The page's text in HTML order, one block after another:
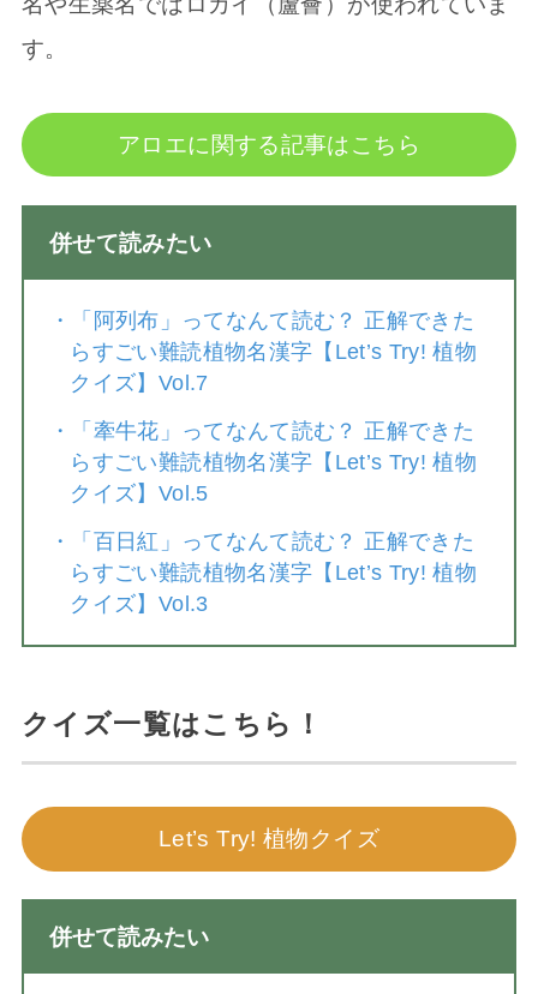
す。
アロエに関する記事はこちら
併せて読みたい
・
「阿列布」ってなんて読む？ 正解できた
らすごい難読植物名漢字【Let’s Try! 植物
クイズ】Vol.7
・
「牽牛花」ってなんて読む？ 正解できた
らすごい難読植物名漢字【Let’s Try! 植物
クイズ】Vol.5
・
「百日紅」ってなんて読む？ 正解できた
らすごい難読植物名漢字【Let’s Try! 植物
クイズ】Vol.3
クイズ一覧はこちら！
Let’s Try! 植物クイズ
併せて読みたい